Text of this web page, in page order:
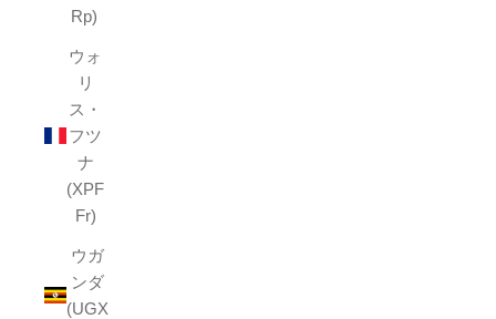
Rp)
ウォ
リ
ス・
フツ
ナ
(XPF
Fr)
ウガ
ンダ
(UGX